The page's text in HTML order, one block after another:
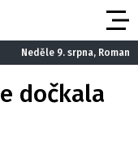
Neděle 9. srpna, Roman
dočkala